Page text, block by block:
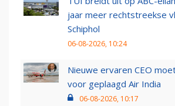
jaar meer rechtstreekse
Schiphol
06-08-2026, 10:24
Nieuwe ervaren CEO
voor geplaagd Air India
06-08-2026, 10:17